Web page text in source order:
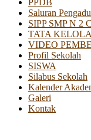
PPDB
Saluran
SIPP SMP N 2
TATA
VIDEO
Profil Sekolah
SISWA
Silabus Sekolah
Kalender
Galeri
Kontak